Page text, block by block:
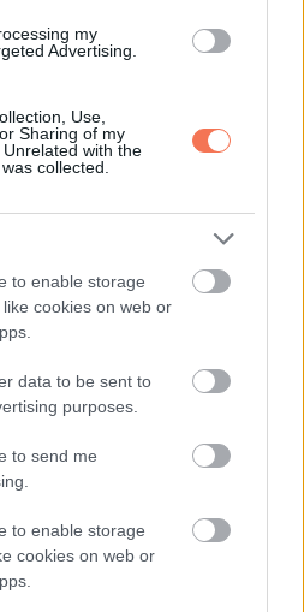
my
Advertising.
Use,
Sharing of my
with the
collected.
to enable storage
cookies on web or
data to be sent to
purposes.
to send me
to enable storage
cookies on web or
fertőzés.
meg a
gomba áll a
merül fel, ezek segíthetnek:
az érintett bőrfelületet.
szétterjedhet.
ruhát, borotvát.
és a ruhákat.
kérj állatorvosi vizsgálatot.
kezelés sokszor néhány hét